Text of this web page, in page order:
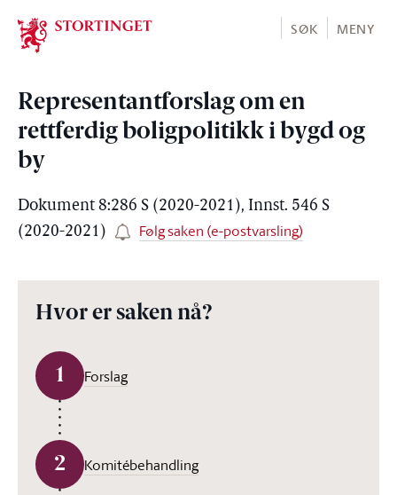
Stortinget.no
SØK MENY
Representantforslag om en
rettferdig boligpolitikk i bygd og
by
Dokument 8:286 S (2020-2021), Innst. 546 S
(2020-2021)
Følg saken (e-postvarsling)
Hvor er saken nå?
1 Forslag
2 Komitébehandling